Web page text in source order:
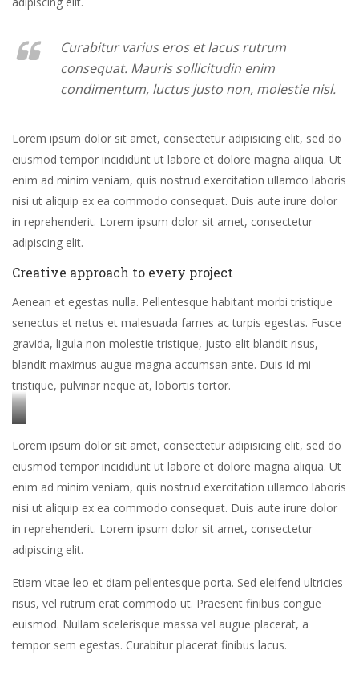
Curabitur varius eros et lacus rutrum
consequat. Mauris sollicitudin enim
condimentum, luctus justo non, molestie nisl.
Lorem ipsum dolor sit amet, consectetur adipisicing elit, sed do
eiusmod tempor incididunt ut labore et dolore magna aliqua. Ut
enim ad minim veniam, quis nostrud exercitation ullamco laboris
nisi ut aliquip ex ea commodo consequat. Duis aute irure dolor
in reprehenderit. Lorem ipsum dolor sit amet, consectetur
adipiscing elit.
Creative approach to every project
Aenean et egestas nulla. Pellentesque habitant morbi tristique
senectus et netus et malesuada fames ac turpis egestas. Fusce
gravida, ligula non molestie tristique, justo elit blandit risus,
blandit maximus augue magna accumsan ante. Duis id mi
tristique, pulvinar neque at, lobortis tortor.
Stet
clita
kasd
gubergren,
no
sea
sanctus
Lorem ipsum dolor sit amet, consectetur adipisicing elit, sed do
eiusmod tempor incididunt ut labore et dolore magna aliqua. Ut
enim ad minim veniam, quis nostrud exercitation ullamco laboris
nisi ut aliquip ex ea commodo consequat. Duis aute irure dolor
in reprehenderit. Lorem ipsum dolor sit amet, consectetur
adipiscing elit.
Etiam vitae leo et diam pellentesque porta. Sed eleifend ultricies
risus, vel rutrum erat commodo ut. Praesent finibus congue
euismod. Nullam scelerisque massa vel augue placerat, a
tempor sem egestas. Curabitur placerat finibus lacus.